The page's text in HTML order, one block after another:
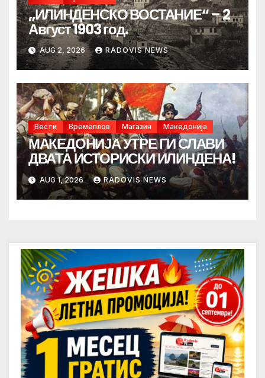
„ИЛИНДЕНСКО ВОСТАНИЕ“ – 2
Август 1903 год.
AUG 2, 2026 RADOVIS NEWS
Вести Времеплов Магазин Македонија
МАКЕДОНИЈА УТРЕ ГИ СЛАВИ
ДВАТА ИСТОРИСКИ ИЛИНДЕНА!
AUG 1, 2026 RADOVIS NEWS